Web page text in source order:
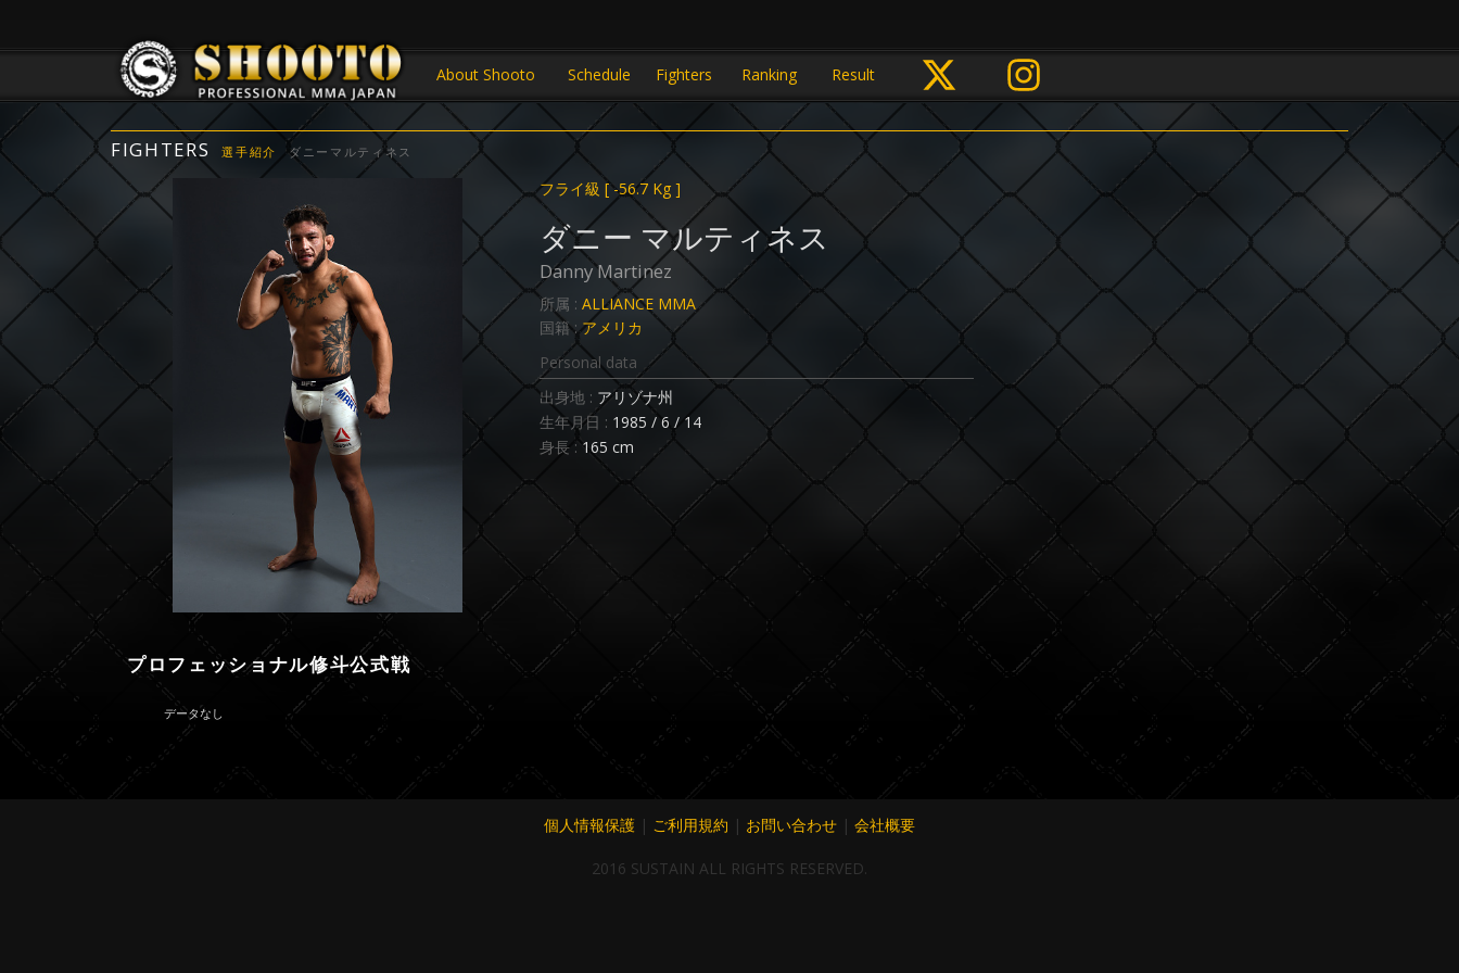
About Shooto Schedule Fighters Ranking Result
FIGHTERS 選手紹介 ダニーマルティネス
フライ級 [ -56.7 Kg ]
ダニー マルティネス
Danny Martinez
所属 : ALLIANCE MMA
国籍 :アメリカ
Personal data
出身地 : アリゾナ州
生年月日 : 1985 / 6 / 14
身長 : 165 cm
プロフェッショナル修斗公式戦
データなし
個人情報保護 | ご利用規約 | お問い合わせ | 会社概要
2016 SUSTAIN ALL RIGHTS RESERVED.